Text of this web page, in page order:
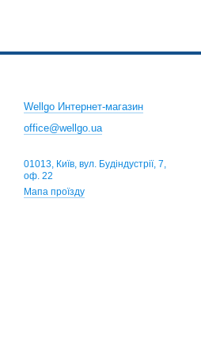
Wellgo Интернет-магазин
office@wellgo.ua
01013, Київ, вул. Будіндустрії, 7,
оф. 22
Мапа проїзду